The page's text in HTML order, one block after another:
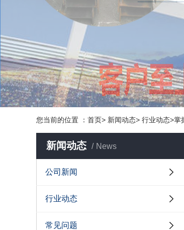
您当前的位置 ：首页> 新闻动态> 行业动态>
新闻动态 News
公司新闻
行业动态
常见问题